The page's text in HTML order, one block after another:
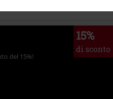
15%
di sconto
del 15%!